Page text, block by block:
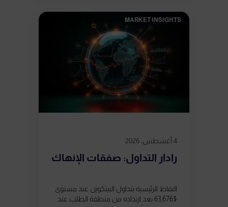
MARKET INSIGHTS​
4 أغسطس، 2026
رادار التداول: صفقات الإنهاك
النقاط الرئيسية يتداول البيتكوين عند مستوى
$63,676 بعد ارتداده من منطقة الطلب عند